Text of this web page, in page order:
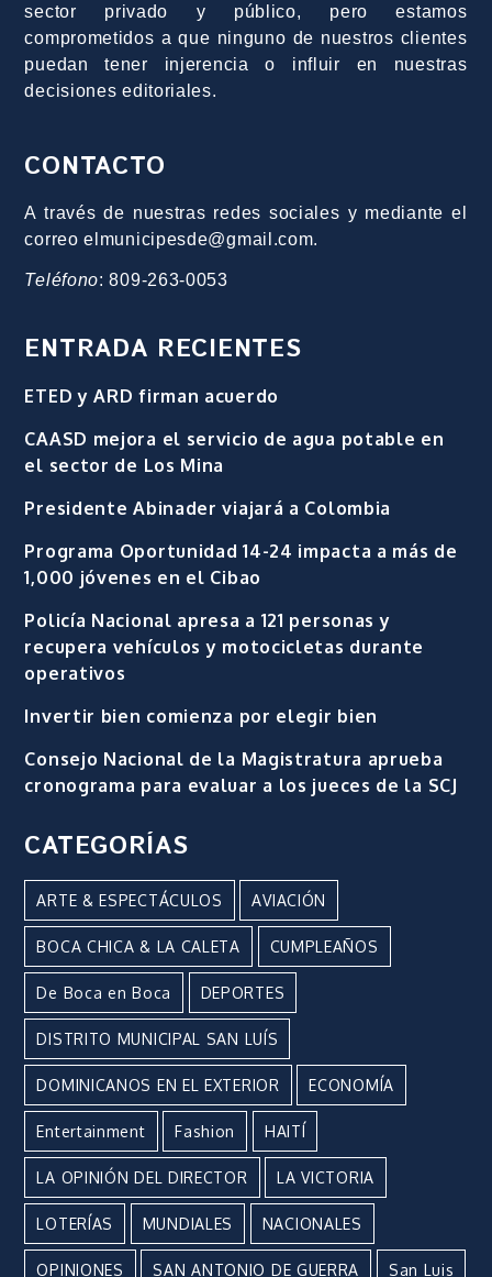
sector privado y público, pero estamos
comprometidos a que ninguno de nuestros clientes
puedan tener injerencia o influir en nuestras
decisiones editoriales.
CONTACTO
A través de nuestras redes sociales y mediante el
correo elmunicipesde@gmail.com.
Teléfono: 809-263-0053
ENTRADA RECIENTES
ETED y ARD firman acuerdo
CAASD mejora el servicio de agua potable en
el sector de Los Mina
Presidente Abinader viajará a Colombia
Programa Oportunidad 14-24 impacta a más de
1,000 jóvenes en el Cibao
Policía Nacional apresa a 121 personas y
recupera vehículos y motocicletas durante
operativos
Invertir bien comienza por elegir bien
Consejo Nacional de la Magistratura aprueba
cronograma para evaluar a los jueces de la SCJ
CATEGORÍAS
ARTE & ESPECTÁCULOS AVIACIÓN
BOCA CHICA & LA CALETA CUMPLEAÑOS
De Boca en Boca DEPORTES
DISTRITO MUNICIPAL SAN LUÍS
DOMINICANOS EN EL EXTERIOR ECONOMÍA
Entertainment Fashion HAITÍ
LA OPINIÓN DEL DIRECTOR LA VICTORIA
LOTERÍAS MUNDIALES NACIONALES
OPINIONES SAN ANTONIO DE GUERRA San Luis